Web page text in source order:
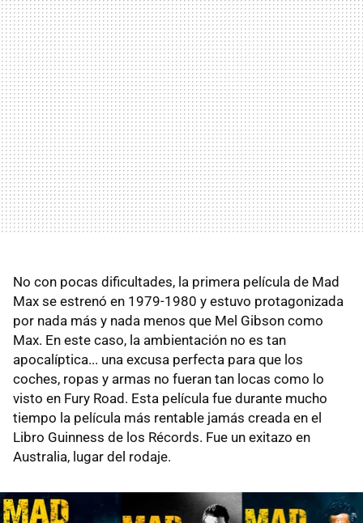
No con pocas dificultades, la primera película de Mad
Max se estrenó en 1979-1980 y estuvo protagonizada
por nada más y nada menos que Mel Gibson como
Max. En este caso, la ambientación no es tan
apocalíptica... una excusa perfecta para que los
coches, ropas y armas no fueran tan locas como lo
visto en Fury Road. Esta película fue durante mucho
tiempo la película más rentable jamás creada en el
Libro Guinness de los Récords. Fue un exitazo en
Australia, lugar del rodaje.